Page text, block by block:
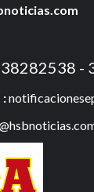
-
: